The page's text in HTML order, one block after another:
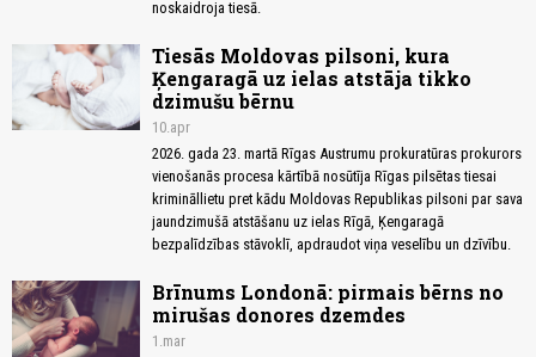
noskaidroja tiesā.
Tiesās Moldovas pilsoni, kura
Ķengaragā uz ielas atstāja tikko
dzimušu bērnu
10.apr
2026. gada 23. martā Rīgas Austrumu prokuratūras prokurors
vienošanās procesa kārtībā nosūtīja Rīgas pilsētas tiesai
krimināllietu pret kādu Moldovas Republikas pilsoni par sava
jaundzimušā atstāšanu uz ielas Rīgā, Ķengaragā
bezpalīdzības stāvoklī, apdraudot viņa veselību un dzīvību.
Brīnums Londonā: pirmais bērns no
mirušas donores dzemdes
1.mar